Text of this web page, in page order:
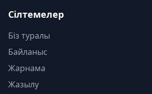
Сілтемелер
Біз туралы
Байланыс
Жарнама
Жазылу